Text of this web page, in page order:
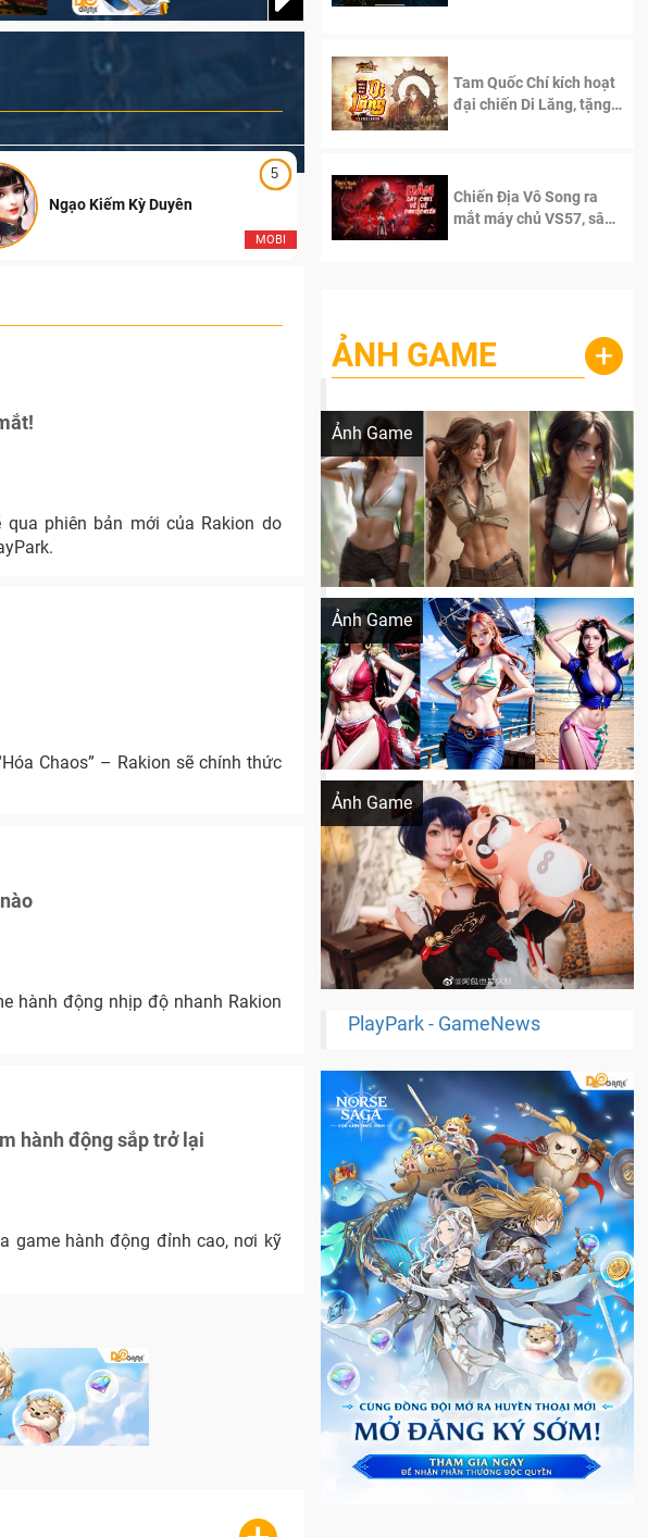
5
MOBI
Ngạo Kiếm Kỳ Duyên Ngạo Thiên Mobile
phiên bản mới của Rakion do
Chaos” – Rakion sẽ chính thức
hành động nhịp độ nhanh Rakion
hành động sắp trở lại
game hành động đỉnh cao, nơi kỹ
Tam Quốc Chí kích hoạt
đại chiến Di Lăng, tặng
Chiến Địa Vô Song ra
mắt máy chủ VS57, sân
ẢNH GAME +
Ảnh Game
Lala Croft vừa nóng vừa xinh dưới nét vẽ
Ảnh Game
Khi AI Cosplay gái đẹp One Piece
Ảnh Game
Cosplay Xiangling siêu cute
PlayPark - GameNews